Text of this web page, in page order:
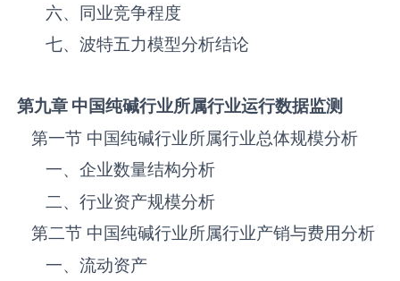
六、同业竞争程度
七、波特五力模型分析结论
第九章 中国纯碱行业所属行业运行数据监测
第一节 中国纯碱‌‌‌行业所属行业总体规模分析
一、企业数量结构分析
二、行业资产规模分析
第二节 中国纯碱‌‌‌行业所属行业产销与费用分析
一、流动资产